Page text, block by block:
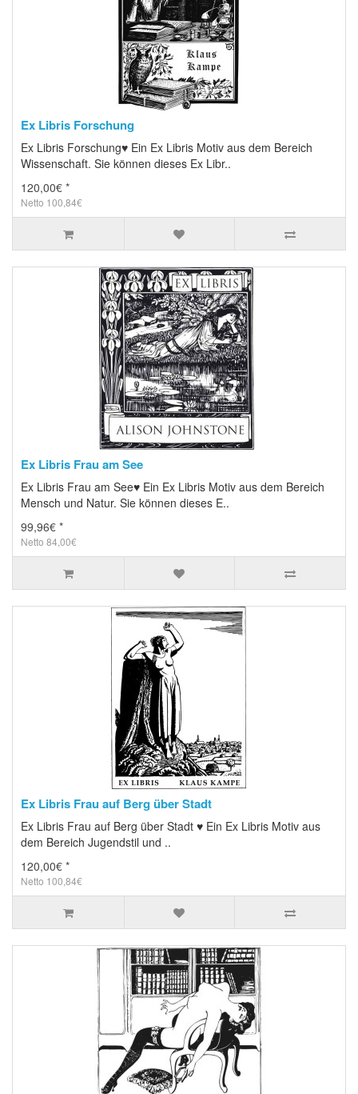
Ex Libris Forschung
Ex Libris Forschung♥ Ein Ex Libris Motiv aus dem Bereich
Wissenschaft. Sie können dieses Ex Libr..
120,00€ *
Netto 100,84€
Ex Libris Frau am See
Ex Libris Frau am See♥ Ein Ex Libris Motiv aus dem Bereich
Mensch und Natur. Sie können dieses E..
99,96€ *
Netto 84,00€
Ex Libris Frau auf Berg über Stadt
Ex Libris Frau auf Berg über Stadt ♥ Ein Ex Libris Motiv aus
dem Bereich Jugendstil und ..
120,00€ *
Netto 100,84€